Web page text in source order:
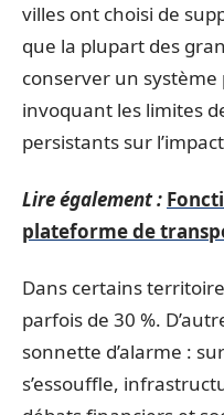
villes ont choisi de
que la plupart des
conserver un
invoquant les limites
persistants sur
Lire également :
plateforme de
Dans certains
parfois de 30 %.
sonnette d’alarme :
s’essouffle,